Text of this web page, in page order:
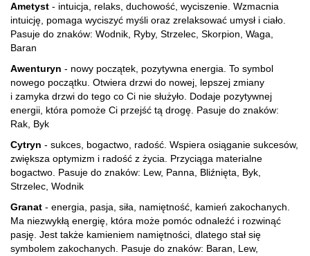
Ametyst - intuicja, relaks, duchowość, wyciszenie. Wzmacnia
intuicję, pomaga wyciszyć myśli oraz zrelaksować umysł i ciało.
Pasuje do znaków: Wodnik, Ryby, Strzelec, Skorpion, Waga,
Baran
Awenturyn - nowy początek, pozytywna energia. To symbol
nowego początku. Otwiera drzwi do nowej, lepszej zmiany
i zamyka drzwi do tego co Ci nie służyło. Dodaje pozytywnej
energii, która pomoże Ci przejść tą drogę. Pasuje do znaków:
Rak, Byk
Cytryn - sukces, bogactwo, radość. Wspiera osiąganie sukcesów,
zwiększa optymizm i radość z życia. Przyciąga materialne
bogactwo. Pasuje do znaków: Lew, Panna, Bliźnięta, Byk,
Strzelec, Wodnik
Granat - energia, pasja, siła, namiętność, kamień zakochanych.
Ma niezwykłą energię, która może pomóc odnaleźć i rozwinąć
pasję. Jest także kamieniem namiętności, dlatego stał się
symbolem zakochanych. Pasuje do znaków: Baran, Lew,